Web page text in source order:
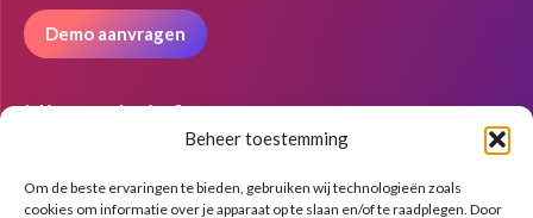
Beheer toestemming
Om de beste ervaringen te bieden, gebruiken wij technologieën zoals
cookies om informatie over je apparaat op te slaan en/of te raadplegen. Door
windowwindowwindow
Demo aanvragen
Nieuwsbrief